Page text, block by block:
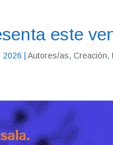
este
2026 |Autores/as,Creación,